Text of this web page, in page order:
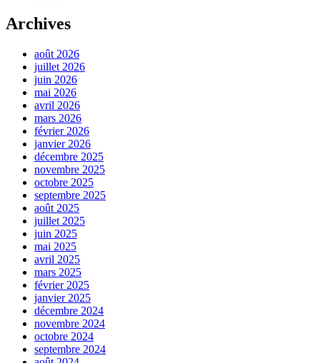
Archives
août 2026
juillet 2026
juin 2026
mai 2026
avril 2026
mars 2026
février 2026
janvier 2026
décembre 2025
novembre 2025
octobre 2025
septembre 2025
août 2025
juillet 2025
juin 2025
mai 2025
avril 2025
mars 2025
février 2025
janvier 2025
décembre 2024
novembre 2024
octobre 2024
septembre 2024